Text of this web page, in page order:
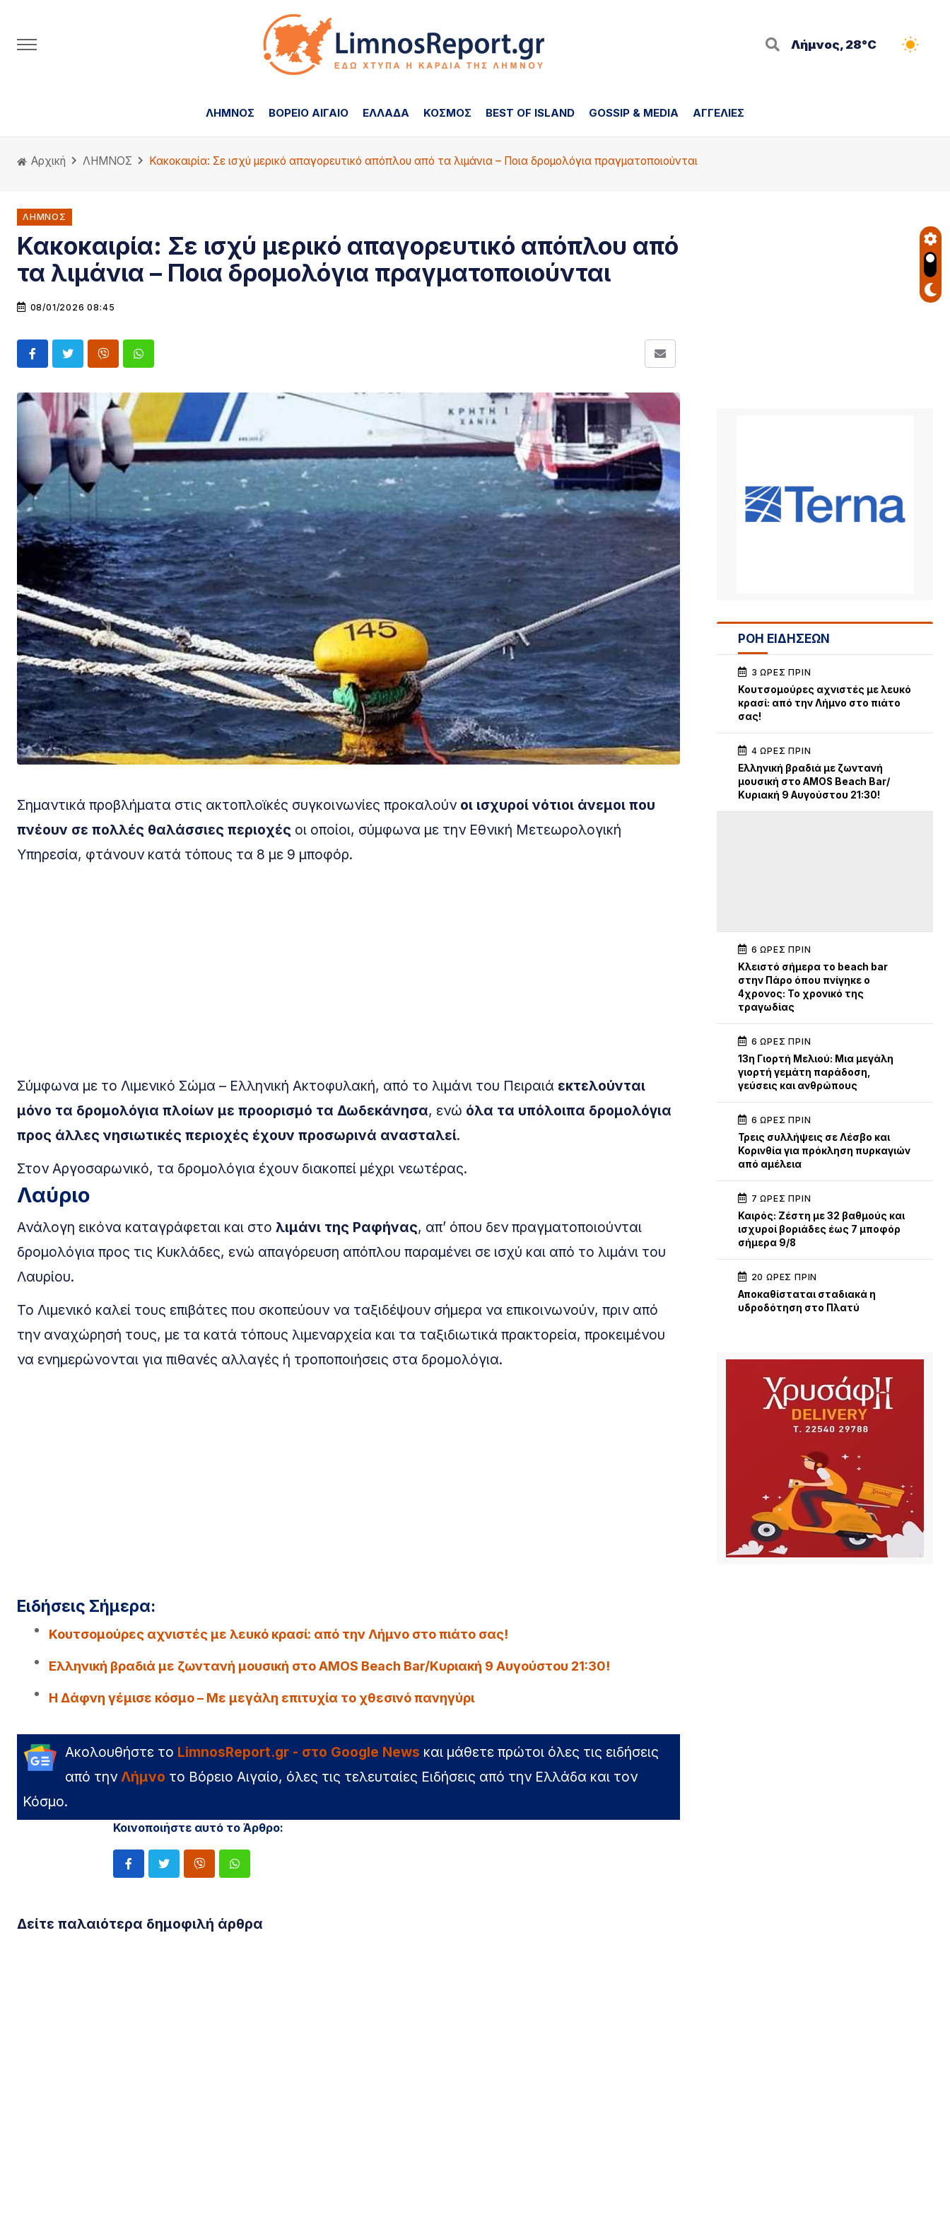
Λήμνος, 28°C
ΛΗΜΝΟΣ ΒΟΡΕΙΟ ΑΙΓΑΙΟ ΕΛΛΑΔΑ ΚΟΣΜΟΣ BEST OF ISLAND GOSSIP & MEDIA ΑΓΓΕΛΙΕΣ
Αρχική ΛΗΜΝΟΣ Κακοκαιρία: Σε ισχύ μερικό απαγορευτικό απόπλου από τα λιμάνια – Ποια δρομολόγια πραγματοποιούνται
ΛΗΜΝΟΣ
Κακοκαιρία: Σε ισχύ μερικό απαγορευτικό απόπλου από
τα λιμάνια – Ποια δρομολόγια πραγματοποιούνται
08/01/2026 08:45
Σημαντικά προβλήματα στις ακτοπλοϊκές συγκοινωνίες προκαλούν οι ισχυροί νότιοι άνεμοι που
πνέουν σε πολλές θαλάσσιες περιοχές οι οποίοι, σύμφωνα με την Εθνική Μετεωρολογική
Υπηρεσία, φτάνουν κατά τόπους τα 8 με 9 μποφόρ.
Σύμφωνα με το Λιμενικό Σώμα – Ελληνική Ακτοφυλακή, από το λιμάνι του Πειραιά εκτελούνται
μόνο τα δρομολόγια πλοίων με προορισμό τα Δωδεκάνησα, ενώ όλα τα υπόλοιπα δρομολόγια
προς άλλες νησιωτικές περιοχές έχουν προσωρινά ανασταλεί.
Στον Αργοσαρωνικό, τα δρομολόγια έχουν διακοπεί μέχρι νεωτέρας.
Λαύριο
Ανάλογη εικόνα καταγράφεται και στο λιμάνι της Ραφήνας, απ’ όπου δεν πραγματοποιούνται
δρομολόγια προς τις Κυκλάδες, ενώ απαγόρευση απόπλου παραμένει σε ισχύ και από το λιμάνι του
Λαυρίου.
Το Λιμενικό καλεί τους επιβάτες που σκοπεύουν να ταξιδέψουν σήμερα να επικοινωνούν, πριν από
την αναχώρησή τους, με τα κατά τόπους λιμεναρχεία και τα ταξιδιωτικά πρακτορεία, προκειμένου
να ενημερώνονται για πιθανές αλλαγές ή τροποποιήσεις στα δρομολόγια.
Ειδήσεις Σήμερα:
Κουτσομούρες αχνιστές με λευκό κρασί: από την Λήμνο στο πιάτο σας!
Ελληνική βραδιά με ζωντανή μουσική στο AMOS Beach Bar/Κυριακή 9 Αυγούστου 21:30!
Η Δάφνη γέμισε κόσμο – Με μεγάλη επιτυχία το χθεσινό πανηγύρι
Ακολουθήστε το LimnosReport.gr - στο Google News και μάθετε πρώτοι όλες τις ειδήσεις
από την Λήμνο το Βόρειο Αιγαίο, όλες τις τελευταίες Ειδήσεις από την Ελλάδα και τον
Κόσμο.
Κοινοποιήστε αυτό το Άρθρο:
Δείτε παλαιότερα δημοφιλή άρθρα
ΡΟΗ ΕΙΔΗΣΕΩΝ
3 ΏΡΕΣ ΠΡΙΝ
Κουτσομούρες αχνιστές με λευκό
κρασί: από την Λήμνο στο πιάτο
σας!
4 ΏΡΕΣ ΠΡΙΝ
Ελληνική βραδιά με ζωντανή
μουσική στο AMOS Beach Bar/
Κυριακή 9 Αυγούστου 21:30!
6 ΏΡΕΣ ΠΡΙΝ
Κλειστό σήμερα το beach bar
στην Πάρο όπου πνίγηκε ο
4χρονος: Το χρονικό της
τραγωδίας
6 ΏΡΕΣ ΠΡΙΝ
13η Γιορτή Μελιού: Μια μεγάλη
γιορτή γεμάτη παράδοση,
γεύσεις και ανθρώπους
6 ΏΡΕΣ ΠΡΙΝ
Τρεις συλλήψεις σε Λέσβο και
Κορινθία για πρόκληση πυρκαγιών
από αμέλεια
7 ΏΡΕΣ ΠΡΙΝ
Καιρός: Ζέστη με 32 βαθμούς και
ισχυροί βοριάδες έως 7 μποφόρ
σήμερα 9/8
20 ΏΡΕΣ ΠΡΙΝ
Αποκαθίσταται σταδιακά η
υδροδότηση στο Πλατύ